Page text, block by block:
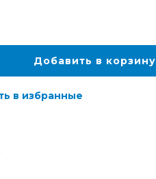
Добавить в корзину
в избранные